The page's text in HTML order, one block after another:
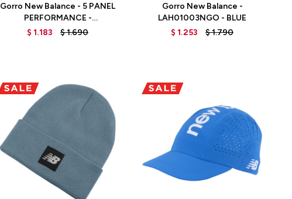
Gorro New Balance - 5 PANEL
PERFORMANCE -
LAH91003RS - RED
$ 1.183 $1.690
Gorro New Balance -
LAH01003NGO - BLUE
$ 1.253 $1.790